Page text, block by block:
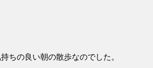
ちの良い朝の散歩なのでした。